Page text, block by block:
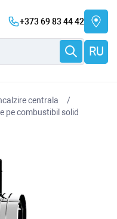
+373 69 83 44 42
RU
centrala
pe combustibil solid